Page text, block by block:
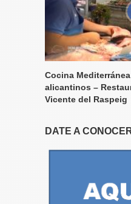
Cocina
alicantinos –
Vicente del Raspeig
DATE A